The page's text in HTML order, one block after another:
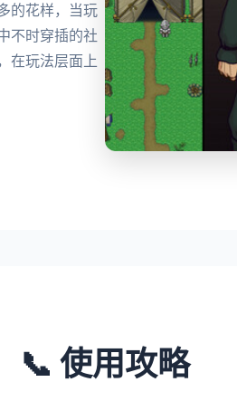
的花样，当玩
不时穿插的社
在玩法层面上
📞 使用攻略